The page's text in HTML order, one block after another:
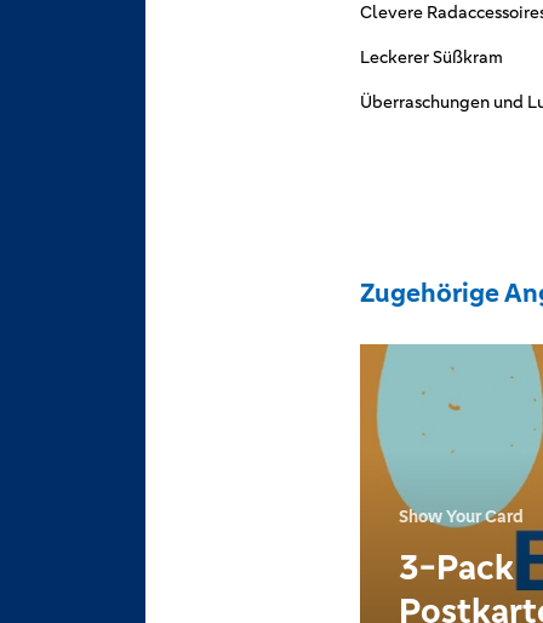
Clevere
Leckerer Süßkram
Überraschungen und
Zugehörige
Show Your Card
3-Pack